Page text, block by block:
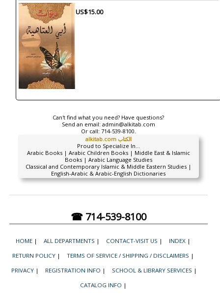
US$15.00
Can't find what you need? Have questions?
Send an email: admin@alkitab.com
Or call: 714-539-8100.
alkitab.com الكتاب
Proud to Specialize In...
Arabic Books | Arabic Children Books | Middle East & Islamic
Books | Arabic Language Studies
Classical and Contemporary Islamic & Middle Eastern Studies |
English-Arabic & Arabic-English Dictionaries
☎ 714-539-8100
HOME | ALL DEPARTMENTS | CONTACT-VISIT US | INDEX |
RETURN POLICY | TERMS OF SERVICE / SHIPPING / DISCLAIMERS |
PRIVACY | REGISTRATION INFO | SCHOOL & LIBRARY SERVICES |
CATALOG INFO |